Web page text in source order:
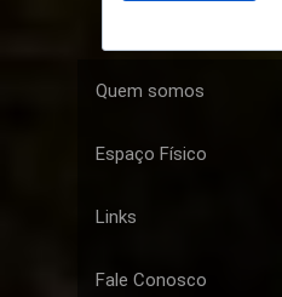
Quem somos
Espaço Físico
Links
Fale Conosco